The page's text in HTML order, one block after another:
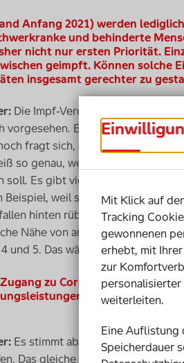
Anfang 2021) werden
und behinderte
nicht nur ersten Priorität.
geimpft. Können solche
insgesamt gerechter zu
Die Impf-Verordnung wurde ja
vorgesehen. Es sind auch ein
fragt sich, ob das der richtige
so genau, wer eine Einzelfall-
soll. Es gibt viele Menschen, die
Beispiel, weil sie eine kognitive
hinten rüber. Deshalb würde
Nähe von anderen
und 5. Das wäre auch einfach
zu Corona-Ambulanzen
sind durchgängig
Es stimmt absolut. Blinde
Das gleiche gilt für Menschen
Mit Klick auf
Tracking
gewonnenen
erhebt, mit
zur
weiterleiten.
Eine Auflistung
Speicherdauer